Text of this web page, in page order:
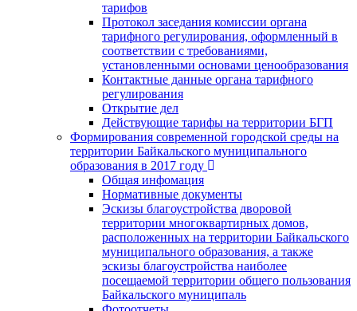
тарифов
Протокол заседания комиссии органа
тарифного регулирования, оформленный в
соответствии с требованиями,
установленными основами ценообразования
Контактные данные органа тарифного
регулирования
Открытие дел
Действующие тарифы на территории БГП
Формирования современной городской среды на
территории Байкальского муниципального
образования в 2017 году
Общая инфомация
Нормативные документы
Эскизы благоустройства дворовой
территории многоквартирных домов,
расположенных на территории Байкальского
муниципального образования, а также
эскизы благоустройства наиболее
посещаемой территории общего пользования
Байкальского муниципаль